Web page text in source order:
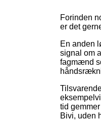
Forinden
er det
En anden
signal om
fagmænd
tid
Bivi, uden